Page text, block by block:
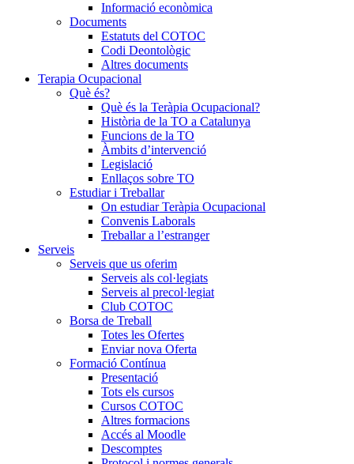
Informació econòmica
Documents
Estatuts del COTOC
Codi Deontològic
Altres documents
Terapia Ocupacional
Què és?
Què és la Teràpia Ocupacional?
Història de la TO a Catalunya
Funcions de la TO
Àmbits d’intervenció
Legislació
Enllaços sobre TO
Estudiar i Treballar
On estudiar Teràpia Ocupacional
Convenis Laborals
Treballar a l’estranger
Serveis
Serveis que us oferim
Serveis als col·legiats
Serveis al precol·legiat
Club COTOC
Borsa de Treball
Totes les Ofertes
Enviar nova Oferta
Formació Contínua
Presentació
Tots els cursos
Cursos COTOC
Altres formacions
Accés al Moodle
Descomptes